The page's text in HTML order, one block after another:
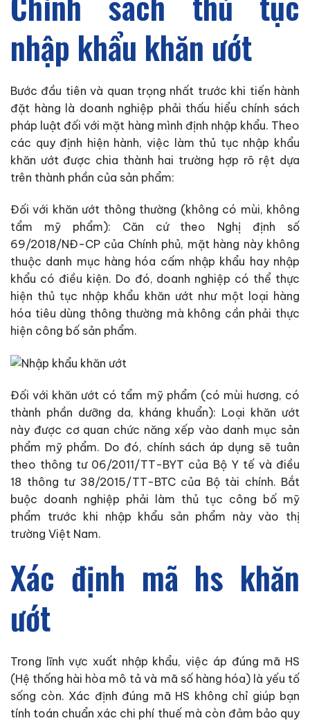
nhập khẩu khăn ướt
Bước đầu tiên và quan trọng nhất trước khi tiến hành
đặt hàng là doanh nghiệp phải thấu hiểu chính sách
pháp luật đối với mặt hàng mình định nhập khẩu. Theo
các quy định hiện hành, việc làm thủ tục nhập khẩu
khăn ướt được chia thành hai trường hợp rõ rệt dựa
trên thành phần của sản phẩm:
Đối với khăn ướt thông thường (không có mùi, không
tẩm mỹ phẩm): Căn cứ theo Nghị định số
69/2018/NĐ-CP của Chính phủ, mặt hàng này không
thuộc danh mục hàng hóa cấm nhập khẩu hay nhập
khẩu có điều kiện. Do đó, doanh nghiệp có thể thực
hiện thủ tục nhập khẩu khăn ướt như một loại hàng
hóa tiêu dùng thông thường mà không cần phải thực
hiện công bố sản phẩm.
Đối với khăn ướt có tẩm mỹ phẩm (có mùi hương, có
thành phần dưỡng da, kháng khuẩn): Loại khăn ướt
này được cơ quan chức năng xếp vào danh mục sản
phẩm mỹ phẩm. Do đó, chính sách áp dụng sẽ tuân
theo thông tư 06/2011/TT-BYT của Bộ Y tế và điều
18 thông tư 38/2015/TT-BTC của Bộ tài chính. Bắt
buộc doanh nghiệp phải làm thủ tục công bố mỹ
phẩm trước khi nhập khẩu sản phẩm này vào thị
trường Việt Nam.
Xác định mã hs khăn
ướt
Trong lĩnh vực xuất nhập khẩu, việc áp đúng mã HS
(Hệ thống hài hòa mô tả và mã số hàng hóa) là yếu tố
sống còn. Xác định đúng mã HS không chỉ giúp bạn
tính toán chuẩn xác chi phí thuế mà còn đảm bảo quy